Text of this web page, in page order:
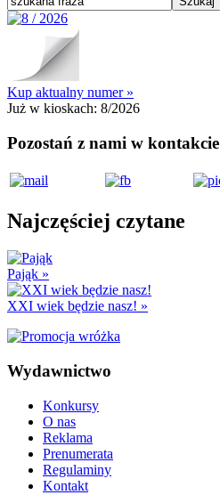
Kup aktualny numer »
Już w kioskach: 8/2026
Pozostań z nami w kontakcie
Najczęściej czytane
Pająk »
XXI wiek będzie nasz! »
Wydawnictwo
Konkursy
O nas
Reklama
Prenumerata
Regulaminy
Kontakt